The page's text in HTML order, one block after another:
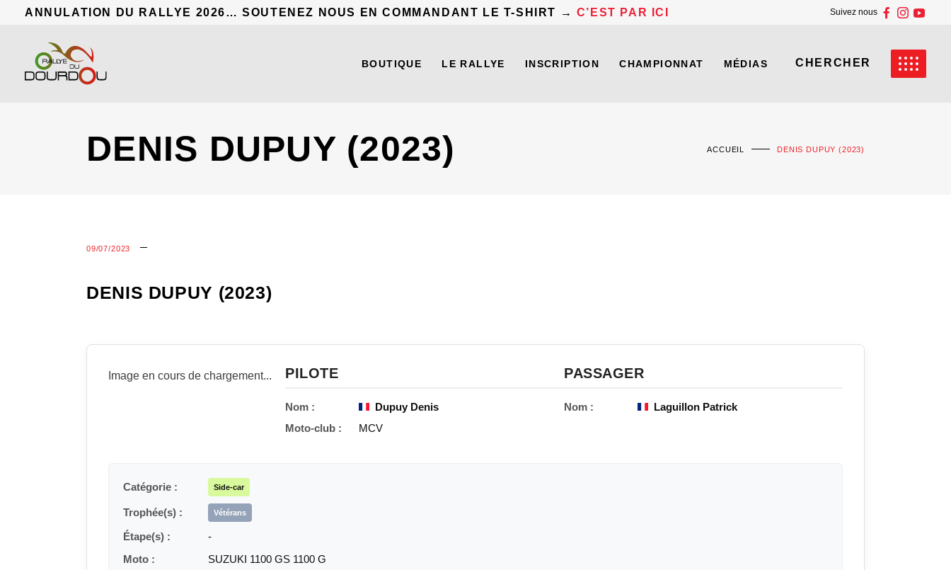
ANNULATION DU RALLYE 2026… SOUTENEZ NOUS EN COMMANDANT LE T-SHIRT → C’EST PAR ICI Suivez nous
BOUTIQUE LE RALLYE INSCRIPTION CHAMPIONNAT MÉDIAS
DENIS DUPUY (2023) ACCUEIL DENIS DUPUY (2023)
09/07/2023
DENIS DUPUY (2023)
Image en cours de chargement... PILOTE
Nom :
Dupuy Denis
Moto-club :
MCV
PASSAGER
Nom : Laguillon Patrick
Catégorie : Side-car
Trophée(s) : Vétérans
Étape(s) :
-
Moto :
SUZUKI 1100 GS 1100 G